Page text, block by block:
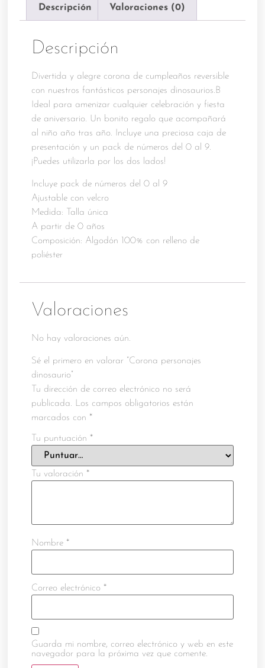
Descripción Valoraciones (0)
Descripción
Divertida y alegre corona de cumpleaños reversible
con nuestros fantásticos personajes dinosaurios.B
Ideal para amenizar cualquier celebración y fiesta
de aniversario. Un bonito regalo que acompañará
al niño año tras año. Incluye una preciosa caja de
presentación y un pack de números del 0 al 9.
¡Puedes utilizarla por los dos lados!
Incluye pack de números del 0 al 9
Ajustable con velcro
Medida: Talla única
A partir de 0 años
Composición: Algodón 100% con relleno de
poliéster
Valoraciones
No hay valoraciones aún.
Sé el primero en valorar “Corona personajes
dinosaurio”
Tu dirección de correo electrónico no será
publicada. Los campos obligatorios están
marcados con *
Tu puntuación *
Tu valoración *
Nombre *
Correo electrónico *
Guarda mi nombre, correo electrónico y web en este
navegador para la próxima vez que comente.